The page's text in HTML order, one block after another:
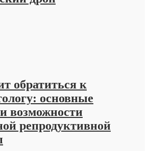
обратиться к
основные
возможности
репродуктивной